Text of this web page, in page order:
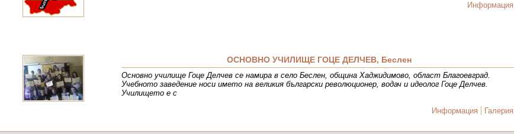
Информация
ОСНОВНО УЧИЛИЩЕ ГОЦЕ ДЕЛЧЕВ, Беслен
Основно училище Гоце Делчев се намира в село Беслен, община Хаджидимово, област Благоевград.
Учебното заведение носи името на великия български революционер, водач и идеолог Гоце Делчев.
Училището е с
Информация
Галерия